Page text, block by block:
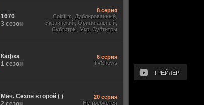
ТРЕЙЛЕР
1670
3 сезон
8 серия
Coldfilm, Дублированный,
Украинский, Оригинальный,
Субтитры, Укр. Субтитры
Кафка
1 сезон
6 серия
TVShows
Меч. Сезон второй ( )
20 серия
Не требуется